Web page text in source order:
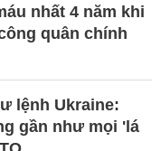
nhất 4 năm khi
quân chính
lệnh Ukraine:
gần như mọi 'lá